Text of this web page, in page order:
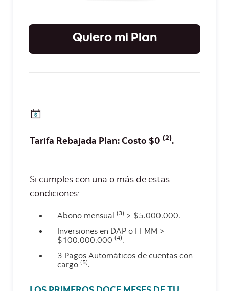
Quiero mi Plan
Tarifa Rebajada Plan: Costo $0 (2).
Si cumples con una o más de estas
condiciones:
Abono mensual (3) > $5.000.000.
Inversiones en DAP o FFMM >
$100.000.000 (4).
3 Pagos Automáticos de cuentas con
cargo (5).